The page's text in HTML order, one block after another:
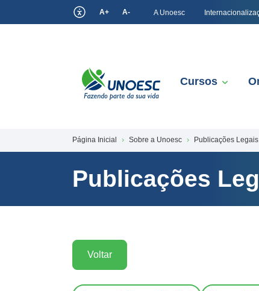
A+ A- A Unoesc
Cursos
Página Inicial Sobre a Unoesc Publicações Legais
Publicações
Voltar